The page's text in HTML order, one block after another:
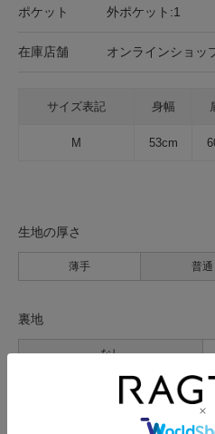
ポケット 外ポケット:1
在庫店舗 オンラインショッ
サイズ表記 身幅
M 53cm
生地の厚さ
薄手 普通
裏地
なし